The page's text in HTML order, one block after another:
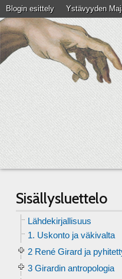
Blogin esittely Ystävyyden
Sisällysluettelo
Lähdekirjallisuus
1. Uskonto ja väkivalta
2 René Girard ja
3 Girardin antropologia